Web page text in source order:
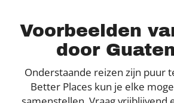
Voorbeelden
door
Onderstaande reizen zijn puur
Better Places kun je elke